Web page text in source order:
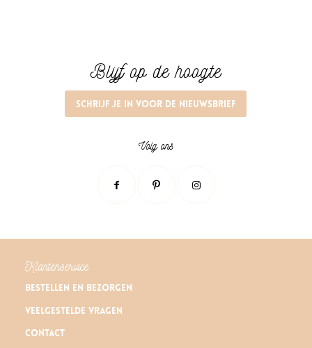
Blijf op de hoogte
Schrijf je in voor de nieuwsbrief
Volg ons
Klantenservice
Bestellen en bezorgen
Veelgestelde vragen
Contact